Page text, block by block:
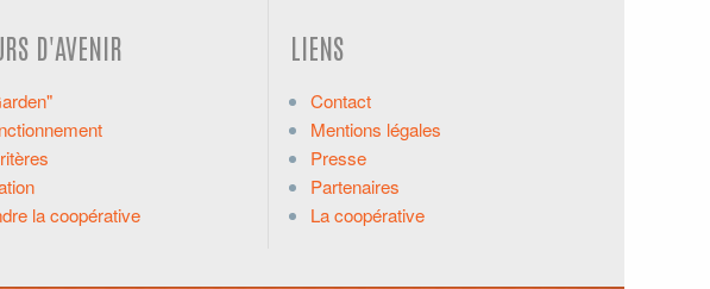
D'AVENIR
la coopérative
LIENS
Contact
Mentions légales
Presse
Partenaires
La coopérative